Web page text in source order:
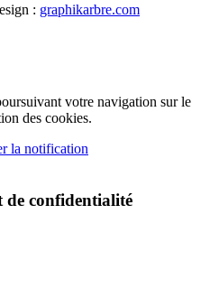
: graphikarbre.com
votre navigation sur le
des cookies.
la notification
de confidentialité